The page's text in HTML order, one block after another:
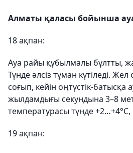
Алматы қаласы бойынша
18 ақпан:
Ауа райы құбылмалы бұлтты,
Түнде әлсіз тұман күтіледі.
соғып, кейін оңтүстік-батысқа
жылдамдығы секундына 3–8
температурасы түнде +2…+4°С,
19 ақпан: